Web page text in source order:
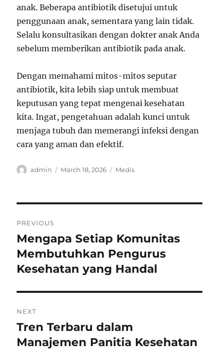
anak. Beberapa antibiotik disetujui untuk
penggunaan anak, sementara yang lain tidak.
Selalu konsultasikan dengan dokter anak Anda
sebelum memberikan antibiotik pada anak.
Dengan memahami mitos-mitos seputar
antibiotik, kita lebih siap untuk membuat
keputusan yang tepat mengenai kesehatan
kita. Ingat, pengetahuan adalah kunci untuk
menjaga tubuh dan memerangi infeksi dengan
cara yang aman dan efektif.
Author
admin
Posted
March 18, 2026 Categories
Medis
navigation
PREVIOUS
Previous
post:
Mengapa Setiap Komunitas
Membutuhkan Pengurus
Kesehatan yang Handal
NEXT
Next
post:
Tren Terbaru dalam
Manajemen Panitia Kesehatan